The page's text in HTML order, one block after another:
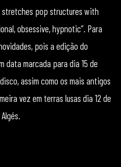
stretches pop structures with
obsessive, hypnotic”. Para
pois a edição do
data marcada para dia 15 de
assim como os mais antigos
vez em terras lusas dia 12 de